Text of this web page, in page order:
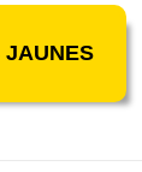
JAUNES